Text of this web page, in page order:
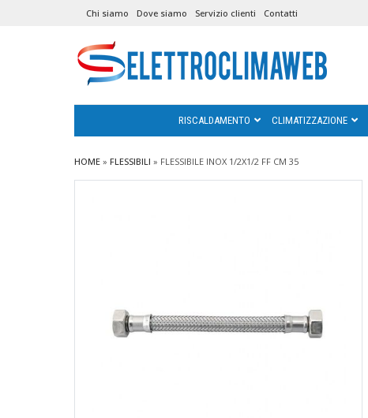
Chi siamo Dove siamo Servizio clienti Contatti
RISCALDAMENTO CLIMATIZZAZIONE
HOME» FLESSIBILI » FLESSIBILE INOX 1/2X1/2 FF CM 35